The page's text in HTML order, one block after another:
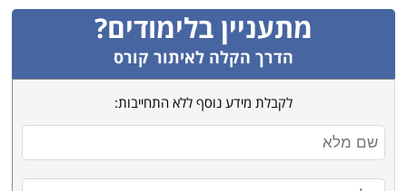
מתעניין בלימודים?
הדרך הקלה לאיתור קורס
לקבלת מידע נוסף ללא התחייבות: